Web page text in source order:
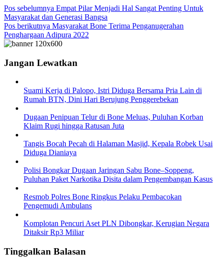
Pos sebelumnya Empat Pilar Menjadi Hal Sangat Penting Untuk
Masyarakat dan Generasi Bangsa
Pos berikutnya Masyarakat Bone Terima Penganugerahan
Penghargaan Adipura 2022
Jangan Lewatkan
Suami Kerja di Palopo, Istri Diduga Bersama Pria Lain di
Rumah BTN, Dini Hari Berujung Penggerebekan
Dugaan Penipuan Telur di Bone Meluas, Puluhan Korban
Klaim Rugi hingga Ratusan Juta
Tangis Bocah Pecah di Halaman Masjid, Kepala Robek Usai
Diduga Dianiaya
Polisi Bongkar Dugaan Jaringan Sabu Bone–Soppeng,
Puluhan Paket Narkotika Disita dalam Pengembangan Kasus
Resmob Polres Bone Ringkus Pelaku Pembacokan
Pengemudi Ambulans
Komplotan Pencuri Aset PLN Dibongkar, Kerugian Negara
Ditaksir Rp3 Miliar
Tinggalkan Balasan